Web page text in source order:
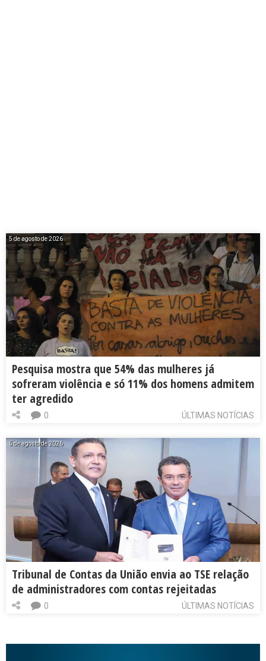
5 de agosto de 2026
Pesquisa mostra que 54% das mulheres já
sofreram violência e só 11% dos homens admitem
ter agredido
ÚLTIMAS NOTÍCIAS
0
5 de agosto de 2026
Tribunal de Contas da União envia ao TSE relação
de administradores com contas rejeitadas
ÚLTIMAS NOTÍCIAS
0